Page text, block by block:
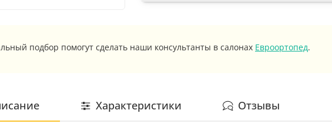
подбор помогут сделать наши консультанты в салонах Евроортопед.
Характеристики Отзывы